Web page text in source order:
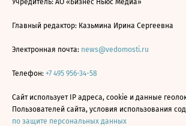
Учредитель: АО «Бизнес Ньюс Медиа»
Главный редактор: Казьмина Ирина Сергеевна
Электронная почта: news@vedomosti.ru
Телефон: +7 495 956-34-58
Сайт использует IP адреса, cookie и данные
Пользователей сайта, условия использования
по защите персональных данных